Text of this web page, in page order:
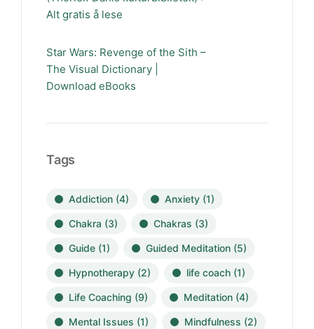
Alt gratis å lese
Star Wars: Revenge of the Sith –
The Visual Dictionary |
Download eBooks
Tags
Addiction (4) Anxiety (1)
Chakra (3) Chakras (3)
Guide (1) Guided Meditation (5)
Hypnotherapy (2) life coach (1)
Life Coaching (9) Meditation (4)
Mental Issues (1) Mindfulness (2)